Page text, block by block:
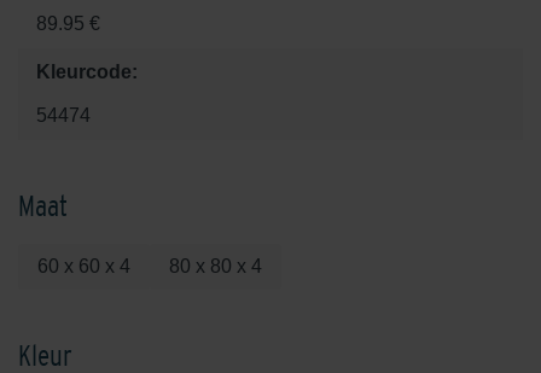
89.95 €
Kleurcode:
54474
Maat
60 x 60 x 4 80 x 80 x 4
Kleur